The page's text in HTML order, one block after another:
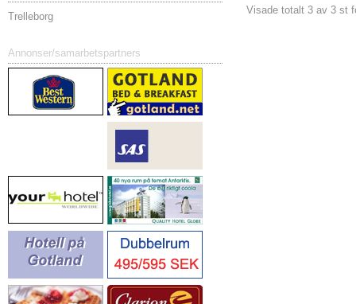
Trelleborg
Annonser/samarbetspartners
Visade totalt 3 av 3 st